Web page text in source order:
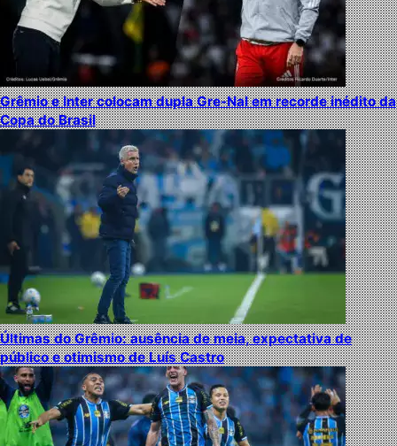
Grêmio e Inter colocam dupla Gre-Nal em recorde inédito da
Copa do Brasil
Últimas do Grêmio: ausência de meia, expectativa de
público e otimismo de Luís Castro